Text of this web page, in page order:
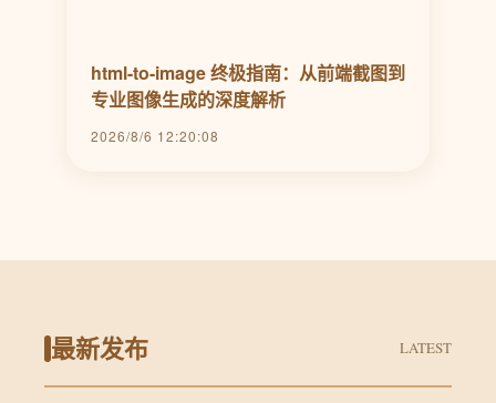
html-to-image 终极指南：从前端截图到
专业图像生成的深度解析
2026/8/6 12:20:08
最新发布 LATEST